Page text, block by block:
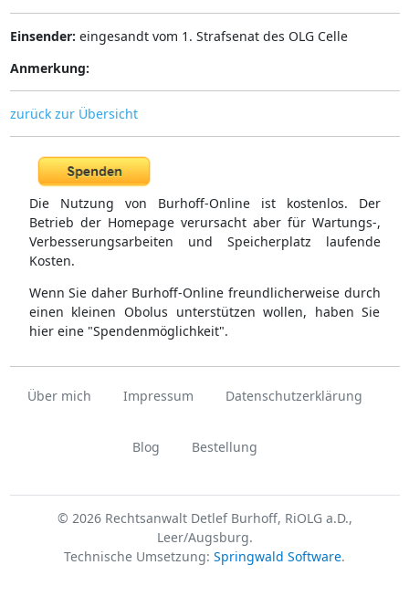
Einsender: eingesandt vom 1. Strafsenat des OLG Celle
Anmerkung:
zurück zur Übersicht
Die Nutzung von Burhoff-Online ist kostenlos. Der
Betrieb der Homepage verursacht aber für Wartungs-,
Verbesserungsarbeiten und Speicherplatz laufende
Kosten.
Wenn Sie daher Burhoff-Online freundlicherweise durch
einen kleinen Obolus unterstützen wollen, haben Sie
hier eine "Spendenmöglichkeit".
Über mich Impressum Datenschutzerklärung
Blog Bestellung
© 2026 Rechtsanwalt Detlef Burhoff, RiOLG a.D.,
Leer/Augsburg.
Technische Umsetzung: Springwald Software.